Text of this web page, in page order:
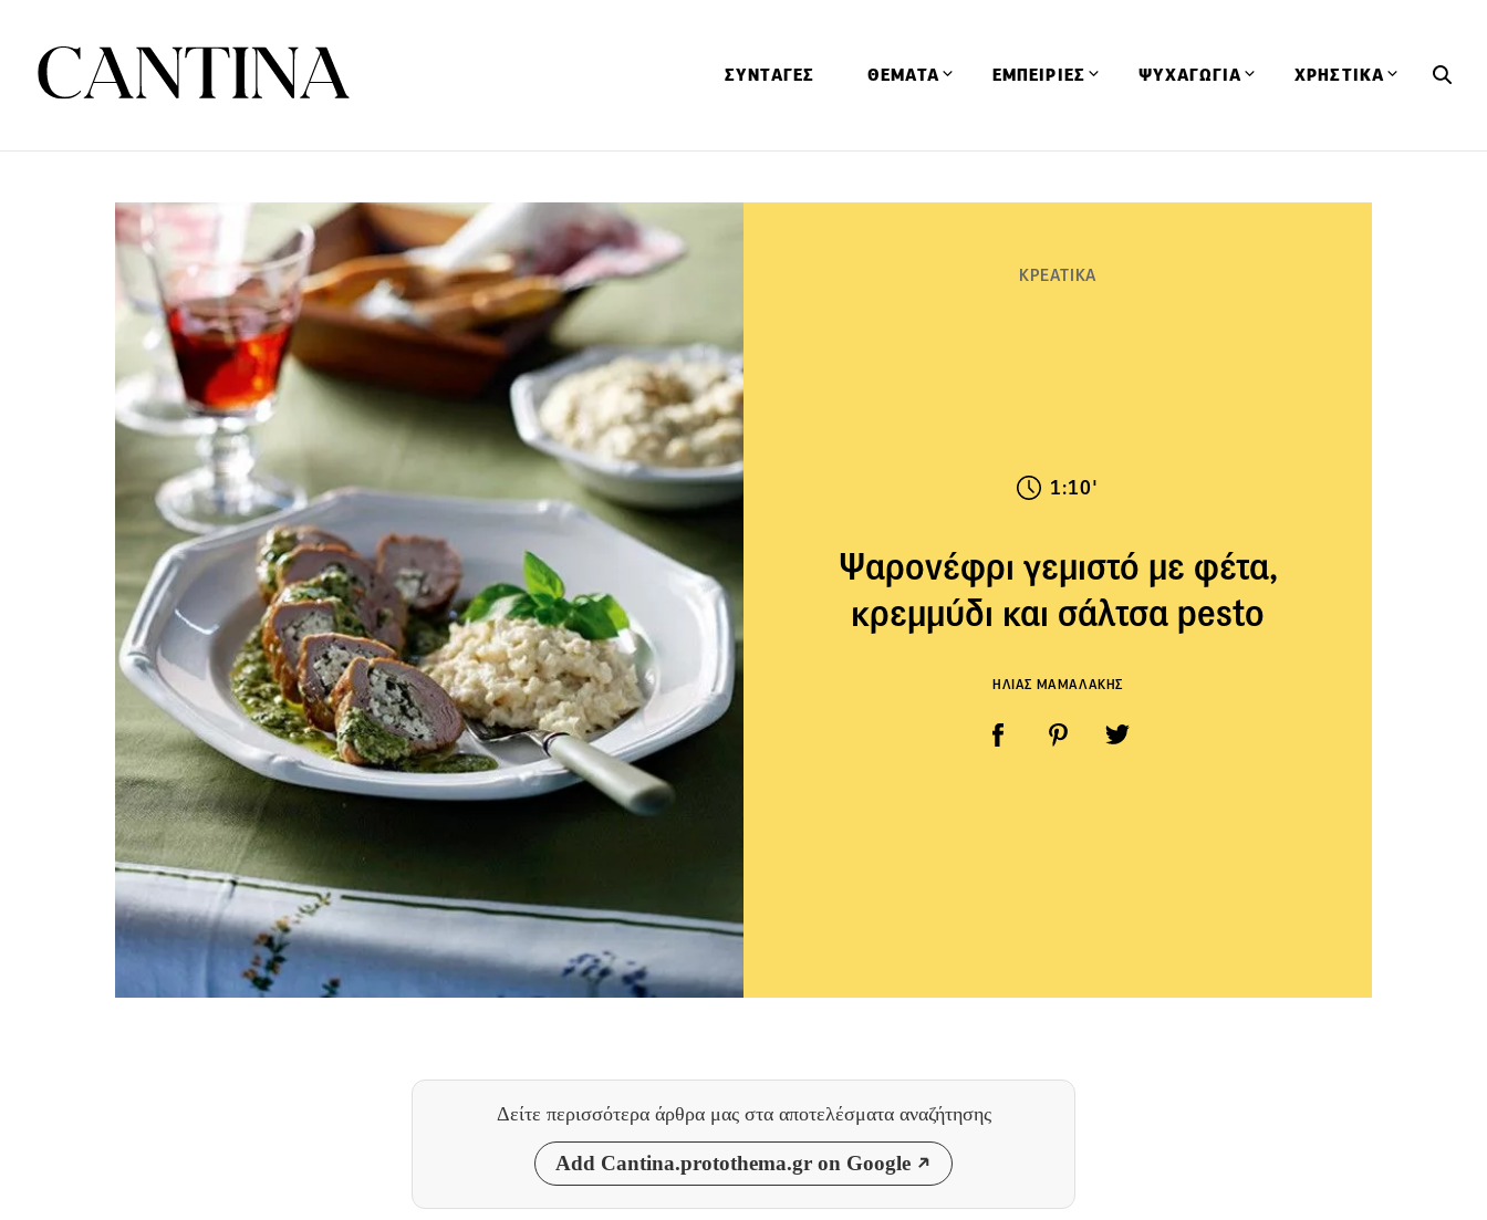
ΣΥΝΤΑΓΕΣ ΘΕΜΑΤΑ ΕΜΠΕΙΡΙΕΣ ΨΥΧΑΓΩΓΙΑ ΧΡΗΣΤΙΚΑ
ΚΡΕΑΤΙΚΑ
1:10'
Ψαρονέφρι γεμιστό με φέτα,
κρεμμύδι και σάλτσα pesto
ΗΛΙΑΣ ΜΑΜΑΛΑΚΗΣ
Δείτε περισσότερα άρθρα μας στα αποτελέσματα αναζήτησης
Add Cantina.protothema.gr on Google